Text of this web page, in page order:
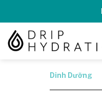
content
Dinh Dưỡng